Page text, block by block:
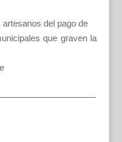
del pago de
que graven la